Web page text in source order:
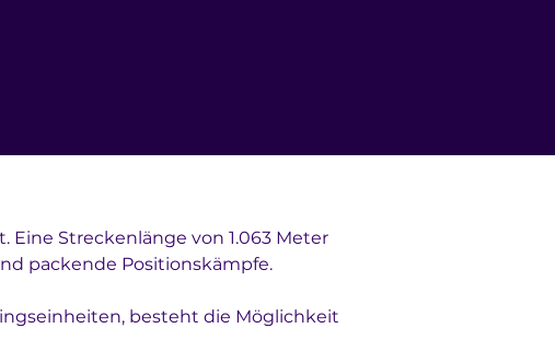
Streckenlänge von 1.063 Meter
packende Positionskämpfe.
besteht die Möglichkeit